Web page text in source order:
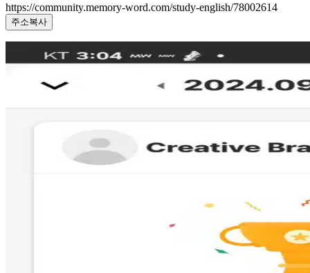
https://community.memory-word.com/study-english/78002614
주소복사